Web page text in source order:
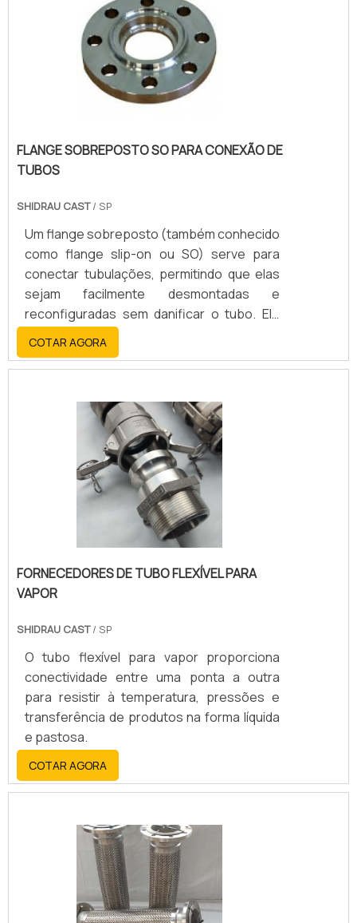
FLANGE SOBREPOSTO SO PARA CONEXÃO DE
TUBOS
SHIDRAU CAST/ SP
Um flange sobreposto (também conhecido
como flange slip-on ou SO) serve para
conectar tubulações, permitindo que elas
sejam facilmente desmontadas e
reconfiguradas sem danificar o tubo. Ele
desliza sobre a extremidade da tubulação e
é soldado tanto internamente quanto
externamente, criando uma união robusta e
sobreposto:
COTAR AGORA
FORNECEDORES DE TUBO FLEXÍVEL PARA
VAPOR
SHIDRAU CAST/ SP
O tubo flexível para vapor proporciona
conectividade entre uma ponta a outra
para resistir à temperatura, pressões e
transferência de produtos na forma líquida
e pastosa.
COTAR AGORA